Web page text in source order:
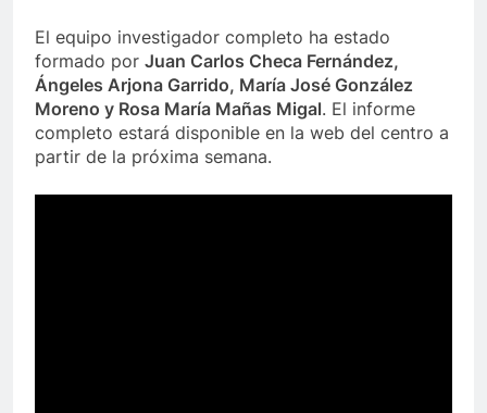
El equipo investigador completo ha estado
formado por Juan Carlos Checa Fernández,
Ángeles Arjona Garrido, María José González
Moreno y Rosa María Mañas Migal. El informe
completo estará disponible en la web del centro a
partir de la próxima semana.